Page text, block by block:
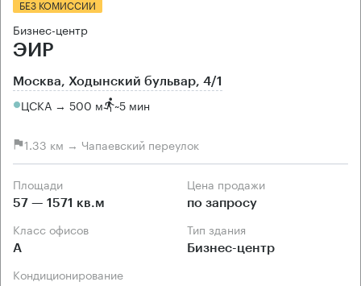
БЕЗ КОМИССИИ
Бизнес-центр
ЭИР
Москва, Ходынский бульвар, 4/1
ЦСКА → 500 м ~5 мин
1.33 км → Чапаевский переулок
Площади
57 — 1571 кв.м
Цена продажи
по запросу
Класс офисов
А
Тип здания
Бизнес-центр
Кондиционирование